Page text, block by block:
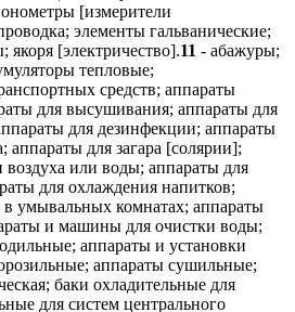
11 - абажуры;
тепловые;
средств; аппараты
для высушивания; аппараты для
для дезинфекции; аппараты
аппараты для загара [солярии];
или воды; аппараты для
для охлаждения напитков;
умывальных комнатах; аппараты
и машины для очистки воды;
аппараты и установки
аппараты сушильные;
баки охладительные для
для систем центрального